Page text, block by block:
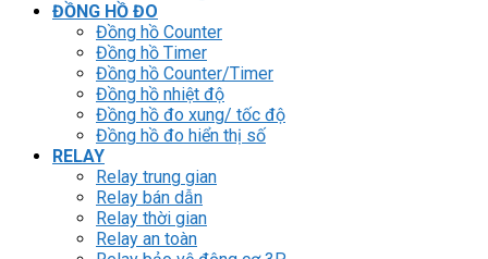
ĐỒNG HỒ ĐO
Đồng hồ Counter
Đồng hồ Timer
Đồng hồ Counter/Timer
Đồng hồ nhiệt độ
Đồng hồ đo xung/ tốc độ
Đồng hồ đo hiển thị số
RELAY
Relay trung gian
Relay bán dẫn
Relay thời gian
Relay an toàn